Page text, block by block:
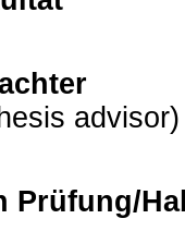
advisor)
Prüfung/